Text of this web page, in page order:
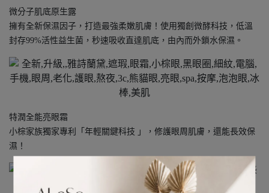
微分子肌底原生露
擁有全新保濕因子，打造最強柔嫩肌膚！使用獨創微酵科技，低溫
封存99%活性益生菌，秒速吸收直達肌底，由內而外鎖水保濕。
特潤全能亮眼霜
小棕家族獨家專利「年輕關鍵科技 」，修護眼周肌膚，還能長效保
濕！